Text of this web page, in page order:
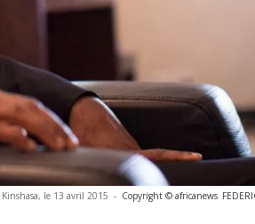
le 13 avril 2015 - Copyright © africanews